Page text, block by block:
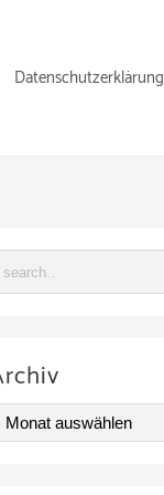
Datenschutzerklärung